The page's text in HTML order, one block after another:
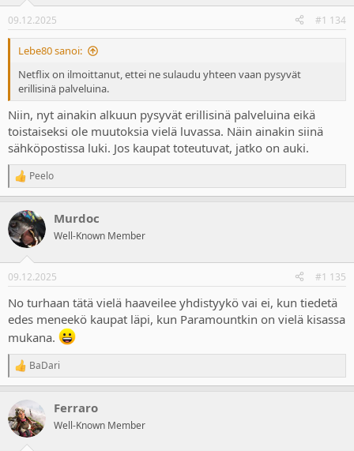
09.12.2025 #1 134
Lebe80 sanoi:
Netflix on ilmoittanut, ettei ne sulaudu yhteen vaan pysyvät
erillisinä palveluina.
Niin, nyt ainakin alkuun pysyvät erillisinä palveluina eikä
toistaiseksi ole muutoksia vielä luvassa. Näin ainakin siinä
sähköpostissa luki. Jos kaupat toteutuvat, jatko on auki.
R
e
c
t
i
s
Peelo
Murdoc
Well-Known Member
09.12.2025 #1 135
No turhaan tätä vielä haaveilee yhdistyykö vai ei, kun tiedetä
edes meneekö kaupat läpi, kun Paramountkin on vielä kisassa
mukana.
R
e
c
t
i
BaDari
Ferraro
Well-Known Member